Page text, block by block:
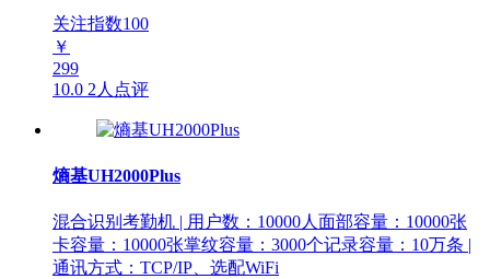
关注指数100
￥
299
10.0 2人点评
熵基UH2000Plus
混合识别考勤机 | 用户数：10000人面部容量：10000张
卡容量：10000张掌纹容量：3000个记录容量：10万条 |
通讯方式：TCP/IP、选配WiFi